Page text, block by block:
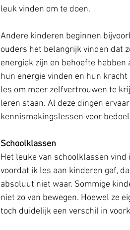
leuk vinden om te doen.
Andere kinderen beginnen
ouders het belangrijk vinden dat
energiek zijn en behoefte
hun energie vinden en hun
les om meer zelfvertrouwen te
leren staan. Al deze dingen
kennismakingslessen voor
Schoolklassen
Het leuke van schoolklassen
voordat ik les aan kinderen gaf,
absoluut niet waar. Sommige
niet zo van bewegen. Hoewel ze
toch duidelijk een verschil in